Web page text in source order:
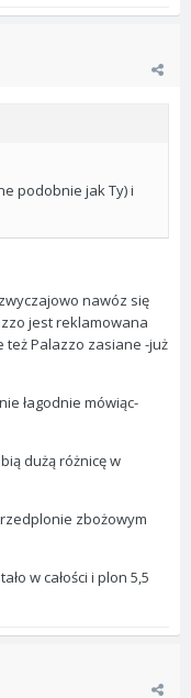
podobnie jak Ty) i
nawóz się
jest reklamowana
Palazzo zasiane -już
łagodnie mówiąc-
dużą różnicę w
zbożowym
w całości i plon 5,5